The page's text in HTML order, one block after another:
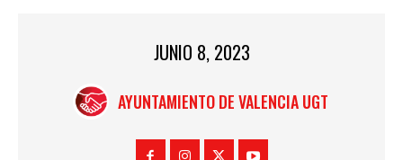
JUNIO 8, 2023
AYUNTAMIENTO DE VALENCIA UGT